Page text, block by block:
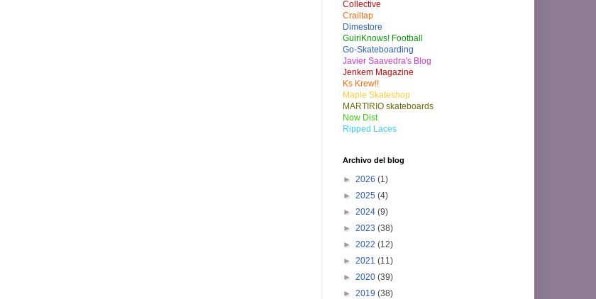
Collective
Crailtap
Dimestore
GuiriKnows! Football
Go-Skateboarding
Javier Saavedra's Blog
Jenkem Magazine
Ks Krew!!
Maple Skateshop
MARTIRIO skateboards
Now Dist
Ripped Laces
Archivo del blog
► 2026 (1)
► 2025 (4)
► 2024 (9)
► 2023 (38)
► 2022 (12)
► 2021 (11)
► 2020 (39)
► 2019 (38)